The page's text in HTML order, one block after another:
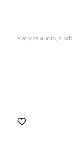
Matryca audio, z